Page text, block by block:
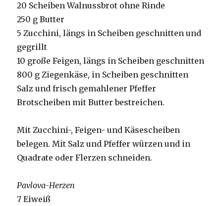
20 Scheiben Walnussbrot ohne Rinde
250 g Butter
5 Zucchini, längs in Scheiben geschnitten und
gegrillt
10 große Feigen, längs in Scheiben geschnitten
800 g Ziegenkäse, in Scheiben geschnitten
Salz und frisch gemahlener Pfeffer
Brotscheiben mit Butter bestreichen.
Mit Zucchini-, Feigen- und Käsescheiben
belegen. Mit Salz und Pfeffer würzen und in
Quadrate oder Flerzen schneiden.
Pavlova-Herzen
7 Eiweiß